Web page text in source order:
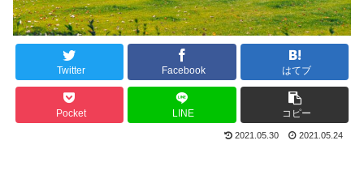
Twitter Facebook はてブ
Pocket LINE コピー
2021.05.30 2021.05.24